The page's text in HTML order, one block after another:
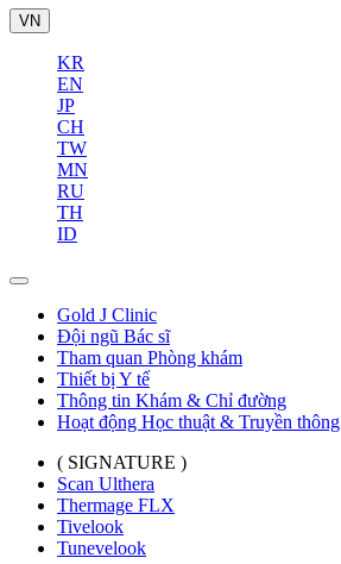
VN
KR
EN
JP
CH
TW
MN
RU
TH
ID
Gold J Clinic
Đội ngũ Bác sĩ
Tham quan Phòng khám
Thiết bị Y tế
Thông tin Khám & Chỉ đường
Hoạt động Học thuật & Truyền thông
( SIGNATURE )
Scan Ulthera
Thermage FLX
Tivelook
Tunevelook